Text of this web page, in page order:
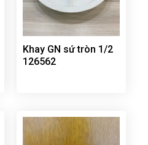
Khay GN sứ tròn 1/2
126562